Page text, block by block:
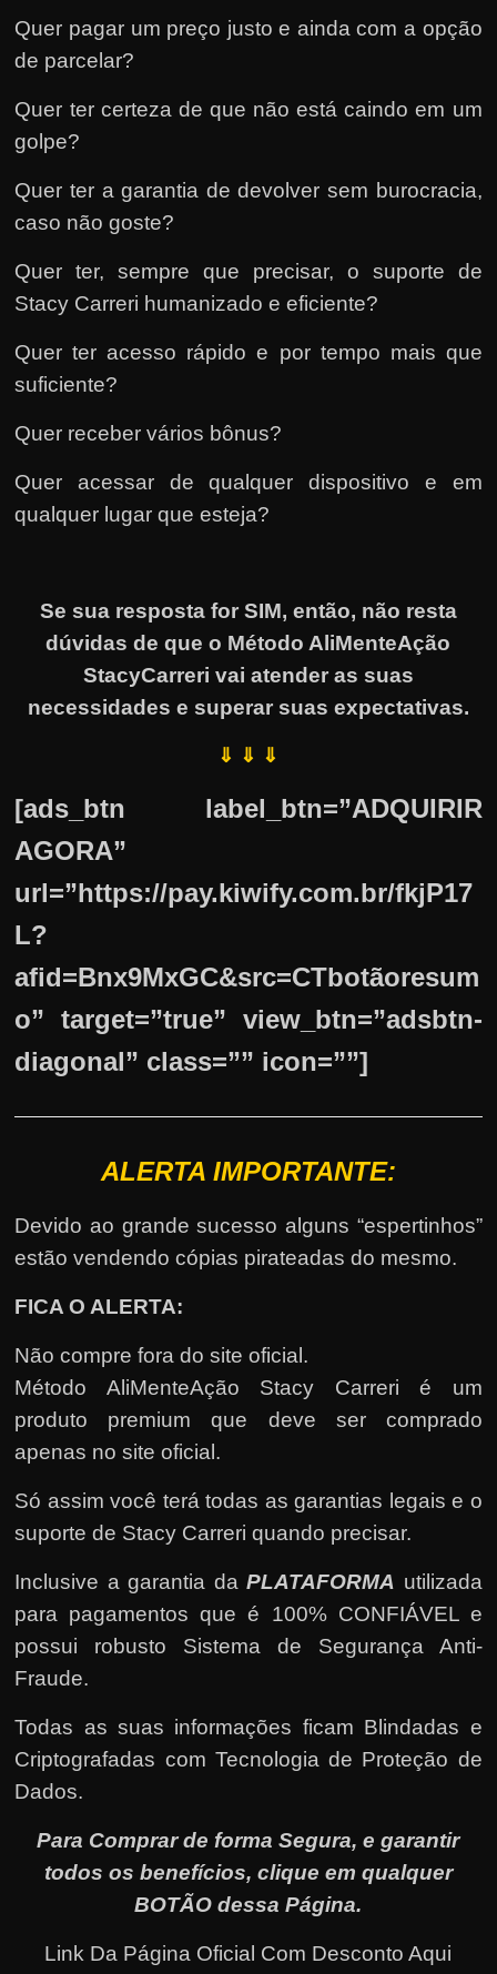
Quer pagar um preço justo e ainda com a opção
de parcelar?
Quer ter certeza de que não está caindo em um
golpe?
Quer ter a garantia de devolver sem burocracia,
caso não goste?
Quer ter, sempre que precisar, o suporte de
Stacy Carreri humanizado e eficiente?
Quer ter acesso rápido e por tempo mais que
suficiente?
Quer receber vários bônus?
Quer acessar de qualquer dispositivo e em
qualquer lugar que esteja?
Se sua resposta for SIM, então, não resta
dúvidas de que o Método AliMenteAção
StacyCarreri vai atender as suas
necessidades e superar suas expectativas.
⇓ ⇓ ⇓
[ads_btn label_btn=”ADQUIRIR
AGORA”
url=”https://pay.kiwify.com.br/fkjP17
L?
afid=Bnx9MxGC&src=CTbotãoresum
o” target=”true” view_btn=”adsbtn-
diagonal” class=”” icon=””]
ALERTA IMPORTANTE:
Devido ao grande sucesso alguns “espertinhos”
estão vendendo cópias pirateadas do mesmo.
FICA O ALERTA:
Não compre fora do site oficial.
Método AliMenteAção Stacy Carreri é um
produto premium que deve ser comprado
apenas no site oficial.
Só assim você terá todas as garantias legais e o
suporte de Stacy Carreri quando precisar.
Inclusive a garantia daPLATAFORMA utilizada
para pagamentos que é 100% CONFIÁVEL e
possui robusto Sistema de Segurança Anti-
Fraude.
Todas as suas informações ficam Blindadas e
Criptografadas com Tecnologia de Proteção de
Dados.
Para Comprar de forma Segura, e garantir
todos os benefícios, clique em qualquer
BOTÃO dessa Página.
Link Da Página Oficial Com Desconto Aqui